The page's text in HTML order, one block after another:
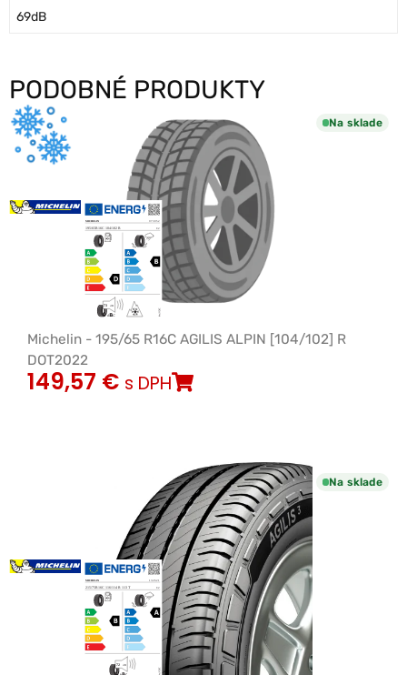
69dB
PODOBNÉ PRODUKTY
Na sklade
Michelin - 195/65 R16C AGILIS ALPIN [104/102] R
DOT2022
149,57 € s DPH
Na sklade